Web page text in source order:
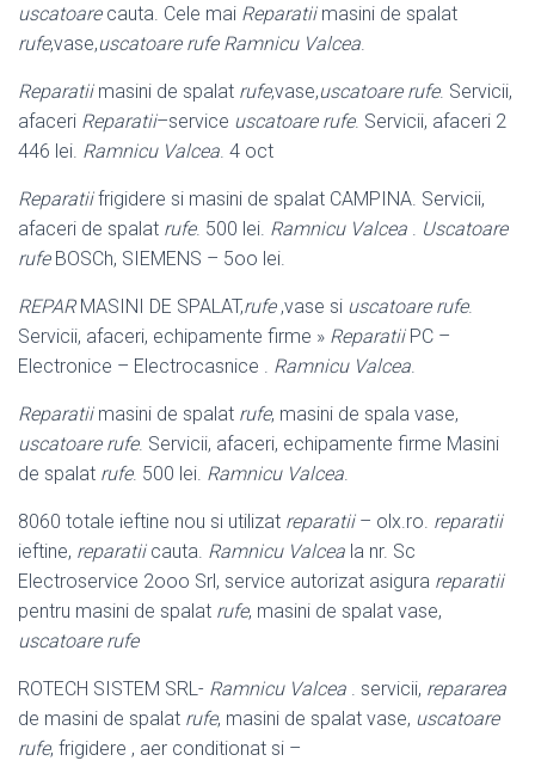
uscatoarecauta. Cele mai Reparatiimasini de spalat
rufe,vase,uscatoare rufe Ramnicu Valcea.
Reparatiimasini de spalat rufe,vase,uscatoare rufe. Servicii,
afaceri Reparatii–service uscatoare rufe. Servicii, afaceri 2
446 lei. Ramnicu Valcea. 4 oct
Reparatiifrigidere si masini de spalat CAMPINA. Servicii,
afaceri de spalat rufe. 500 lei. Ramnicu Valcea . Uscatoare
rufeBOSCh, SIEMENS – 5oo lei.
REPARMASINI DE SPALAT,rufe,vase si uscatoare rufe.
Servicii, afaceri, echipamente firme » ReparatiiPC –
Electronice – Electrocasnice . Ramnicu Valcea.
Reparatiimasini de spalat rufe, masini de spala vase,
uscatoare rufe. Servicii, afaceri, echipamente firme Masini
de spalat rufe. 500 lei. Ramnicu Valcea.
8060 totale ieftine nou si utilizat reparatii– olx.ro. reparatii
ieftine, reparatiicauta. Ramnicu Valcea la nr. Sc
Electroservice 2ooo Srl, service autorizat asigura reparatii
pentru masini de spalat rufe, masini de spalat vase,
uscatoare rufe
ROTECH SISTEM SRL- Ramnicu Valcea . servicii, repararea
de masini de spalat rufe, masini de spalat vase, uscatoare
rufe, frigidere , aer conditionat si –